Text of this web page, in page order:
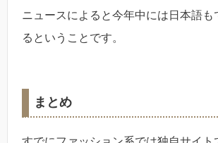
ニュースによると今年中には日本語も
るということです。
まとめ